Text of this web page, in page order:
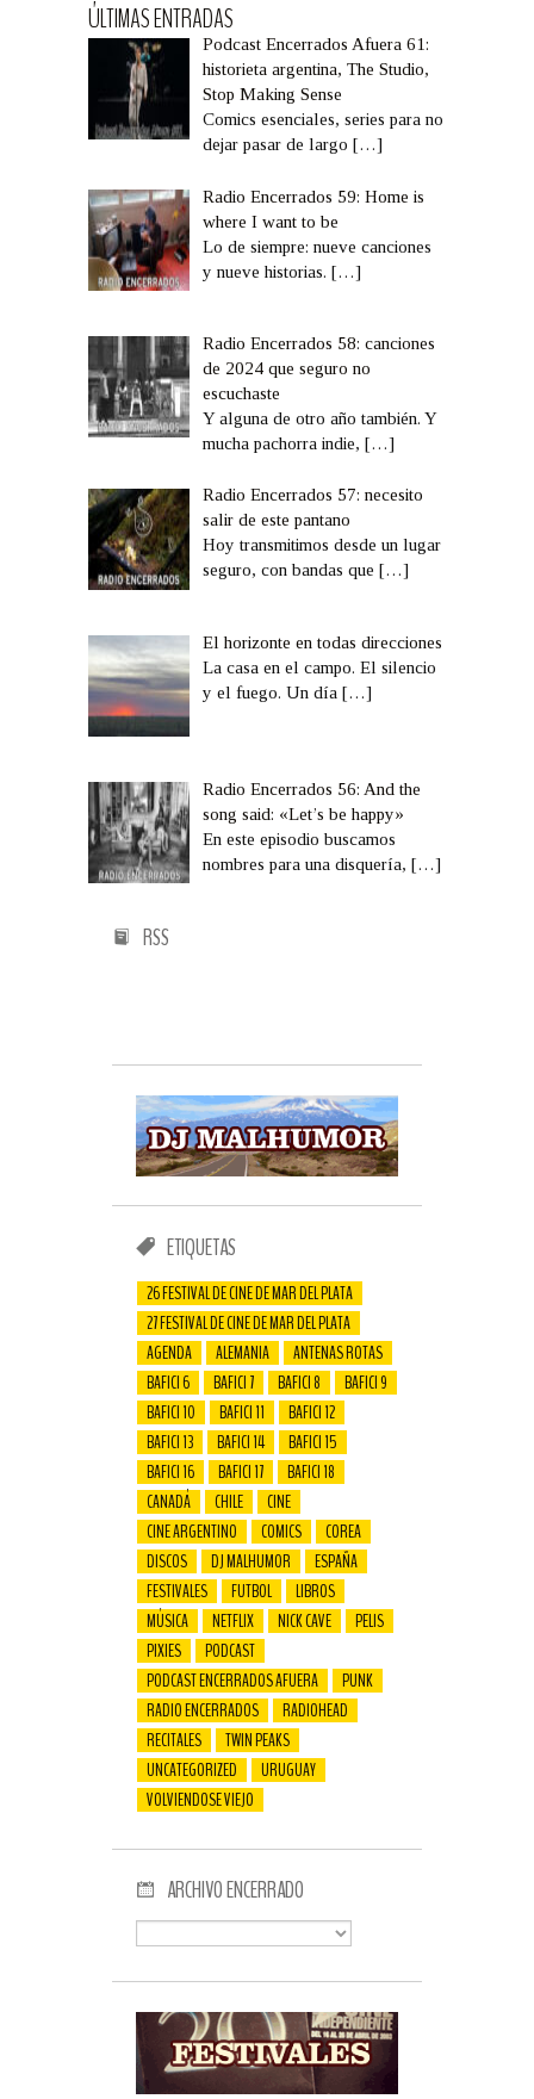
ÚLTIMAS ENTRADAS
Podcast Encerrados Afuera 61:
historieta argentina, The Studio,
Stop Making Sense
Comics esenciales, series para no
dejar pasar de largo[…]
Radio Encerrados 59: Home is
where I want to be
Lo de siempre: nueve canciones
y nueve historias.[…]
Radio Encerrados 58: canciones
de 2024 que seguro no
escuchaste
Y alguna de otro año también. Y
mucha pachorra indie,[…]
Radio Encerrados 57: necesito
salir de este pantano
Hoy transmitimos desde un lugar
seguro, con bandas que[…]
El horizonte en todas direcciones
La casa en el campo. El silencio
y el fuego. Un día[…]
Radio Encerrados 56: And the
song said: «Let’s be happy»
En este episodio buscamos
nombres para una disquería,[…]
RSS
ETIQUETAS
26 FESTIVAL DE CINE DE MAR DEL PLATA
27 FESTIVAL DE CINE DE MAR DEL PLATA
AGENDA
ALEMANIA
ANTENAS ROTAS
BAFICI 6
BAFICI 7 BAFICI 8
BAFICI 9
BAFICI 10
BAFICI 11
BAFICI 12
BAFICI 13
BAFICI 14
BAFICI 15
BAFICI 16
BAFICI 17
BAFICI 18
CANADÁ
CHILE
CINE
CINE ARGENTINO
COMICS
COREA
DISCOS
DJ MALHUMOR
ESPAÑA
FESTIVALES
FUTBOL
LIBROS
MÚSICA
NETFLIX NICK CAVE
PELIS
PIXIES
PODCAST
PODCAST ENCERRADOS AFUERA
PUNK
RADIO ENCERRADOS
RADIOHEAD
RECITALES
TWIN PEAKS
UNCATEGORIZED
URUGUAY
VOLVIENDOSE VIEJO
ARCHIVO ENCERRADO